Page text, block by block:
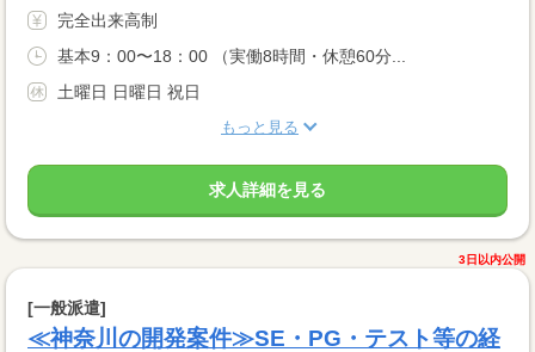
完全出来高制
基本9：00〜18：00 （実働8時間・休憩60分...
土曜日 日曜日 祝日
もっと見る
求人詳細を見る
3日以内公開
[一般派遣]
≪神奈川の開発案件≫SE・PG・テスト等の経